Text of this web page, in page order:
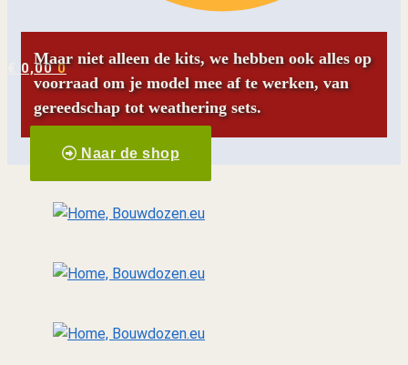
0,00 0
Maar niet alleen de kits, we hebben ook alles op
voorraad om je model mee af te werken, van
gereedschap tot weathering sets.
Naar de shop